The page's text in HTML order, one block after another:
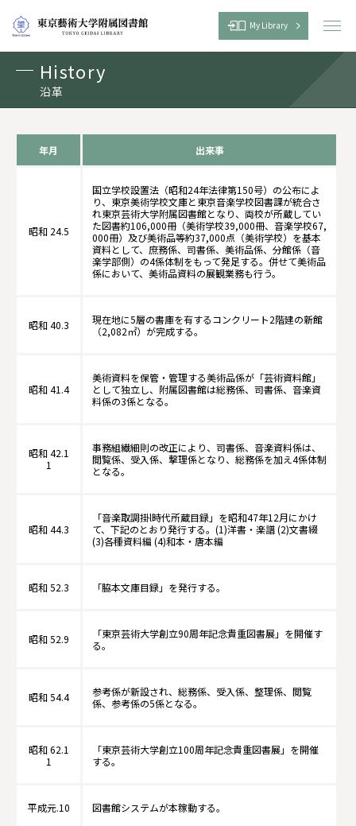
My Library
メ
く
History
沿革
年月 出来事
昭和 24.5
国立学校設置法（昭和24年法律第150号）の公布によ
り、東京美術学校文庫と東京音楽学校図書課が統合さ
れ東京芸術大学附属図書館となり、両校が所蔵してい
た図書約106,000冊（美術学校39,000冊、音楽学校67,
000冊）及び美術品等約37,000点（美術学校）を基本
資料として、庶務係、司書係、美術品係、分館係（音
楽学部側）の4係体制をもって発足する。併せて美術品
係において、美術品資料の展観業務も行う。
昭和 40.3
現在地に5層の書庫を有するコンクリート2階建の新館
（2,082㎡）が完成する。
昭和 41.4
美術資料を保管・管理する美術品係が「芸術資料館」
として独立し、附属図書館は総務係、司書係、音楽資
料係の3係となる。
昭和 42.1
1
事務組繊細則の改正により、司書係、音楽資料係は、
閲覧係、受入係、撃理係となり、総務係を加え4係体制
となる。
昭和 44.3
「音楽取調掛l時代所蔵目録」を昭和47年12月にかけ
て、下記のとおり発行する。(1)洋書・楽譜 (2)文書綴
(3)各種資料編 (4)和本・唐本編
昭和 52.3 「脇本文庫目録」を発行する。
昭和 52.9
「東京芸術大学創立90周年記念貴重図書展」を開催す
る。
昭和 54.4
参考係が新設され、総務係、受入係、整理係、閲覧
係、参考係の5係となる。
昭和 62.1
1
「東京芸術大学創立100周年記念貴重図書展」を開催
する。
平成元.10 図書館システムが本稼動する。